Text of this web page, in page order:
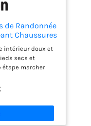
de Randonnée
Chaussures
de
EU
intérieur doux et
secs et
étape marcher
de protection
pieds.Il peut
si vous frappez
chose de
】La semelle est